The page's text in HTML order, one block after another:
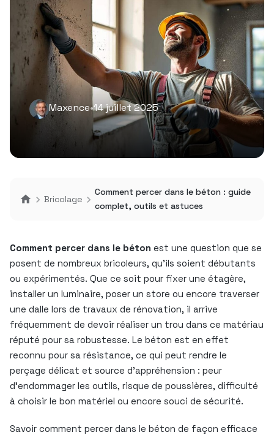
Maxence•14 juillet 2025
Bricolage
Comment percer dans le béton : guide
complet, outils et astuces
Comment percer dans le béton est une question que se
posent de nombreux bricoleurs, qu’ils soient débutants
ou expérimentés. Que ce soit pour fixer une étagère,
installer un luminaire, poser un store ou encore traverser
une dalle lors de travaux de rénovation, il arrive
fréquemment de devoir réaliser un trou dans ce matériau
réputé pour sa robustesse. Le béton est en effet
reconnu pour sa résistance, ce qui peut rendre le
perçage délicat et source d’appréhension : peur
d’endommager les outils, risque de poussières, difficulté
à choisir le bon matériel ou encore souci de sécurité.
Savoir comment percer dans le béton de façon efficace